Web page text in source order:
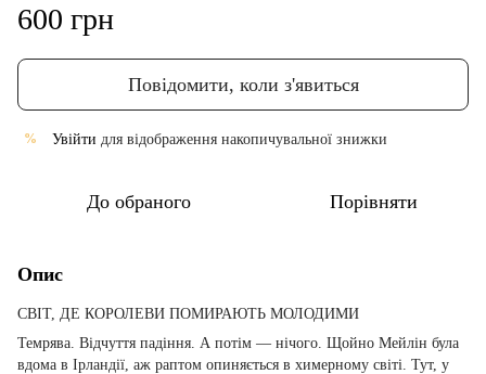
600 грн
Повідомити, коли з'явиться
% Увійти для відображення накопичувальної знижки
До обраного Порівняти
Опис
СВІТ, ДЕ КОРОЛЕВИ ПОМИРАЮТЬ МОЛОДИМИ
Темрява. Відчуття падіння. А потім — нічого. Щойно Мейлін була
вдома в Ірландії, аж раптом опиняється в химерному світі. Тут, у